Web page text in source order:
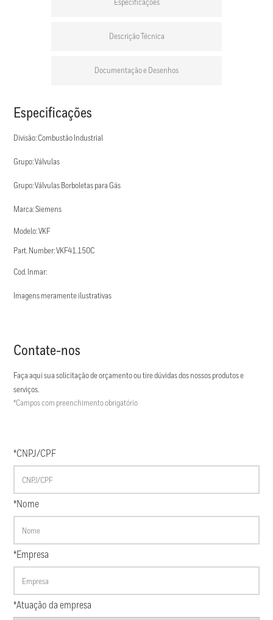
Especificações
Descrição Técnica
Documentação e Desenhos
Especificações
Divisão: Combustão Industrial
Grupo: Válvulas
Grupo: Válvulas Borboletas para Gás
Marca: Siemens
Modelo: VKF
Part. Number: VKF41.150C
Cod. Inmar:
Imagens meramente ilustrativas
Contate-nos
Faça aqui sua solicitação de orçamento ou tire dúvidas dos nossos produtos e
serviços.
*Campos com preenchimento obrigatório
*CNPJ/CPF
*Nome
*Empresa
*Atuação da empresa